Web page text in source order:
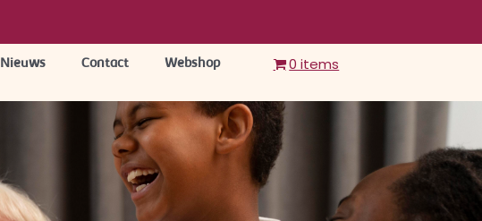
Nieuws Contact Webshop 0 items